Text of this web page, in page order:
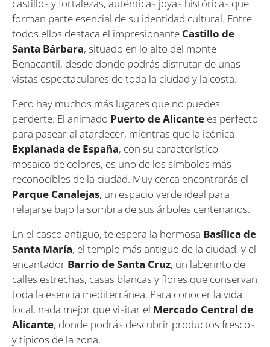
castillos y fortalezas, auténticas joyas históricas que
forman parte esencial de su identidad cultural. Entre
todos ellos destaca el impresionante Castillo de
Santa Bárbara, situado en lo alto del monte
Benacantil, desde donde podrás disfrutar de unas
vistas espectaculares de toda la ciudad y la costa.
Pero hay muchos más lugares que no puedes
perderte. El animado Puerto de Alicante es perfecto
para pasear al atardecer, mientras que la icónica
Explanada de España, con su característico
mosaico de colores, es uno de los símbolos más
reconocibles de la ciudad. Muy cerca encontrarás el
Parque Canalejas, un espacio verde ideal para
relajarse bajo la sombra de sus árboles centenarios.
En el casco antiguo, te espera la hermosa Basílica de
Santa María, el templo más antiguo de la ciudad, y el
encantador Barrio de Santa Cruz, un laberinto de
calles estrechas, casas blancas y flores que conservan
toda la esencia mediterránea. Para conocer la vida
local, nada mejor que visitar el Mercado Central de
Alicante, donde podrás descubrir productos frescos
y típicos de la zona.